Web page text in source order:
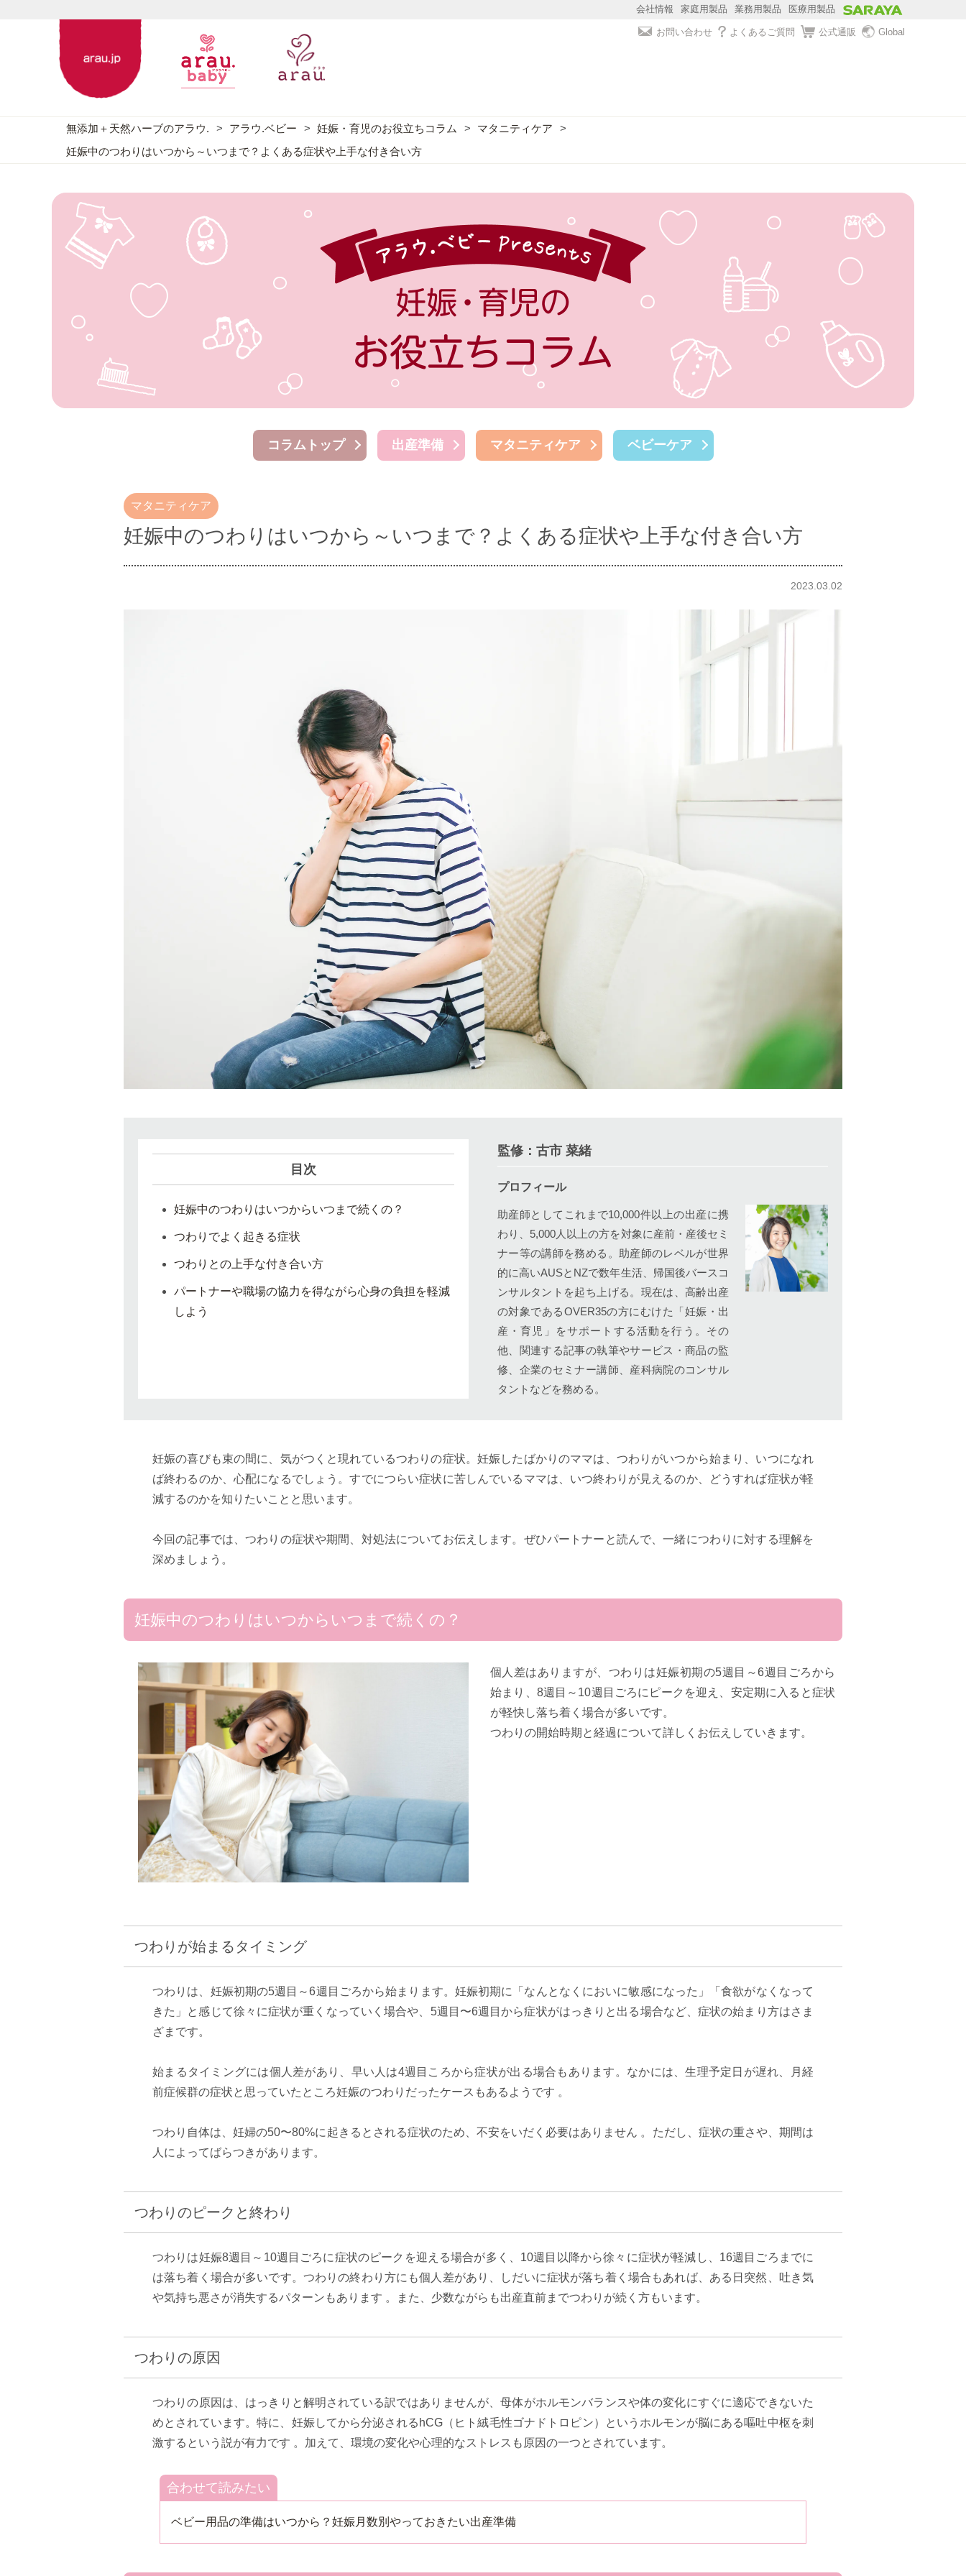
医療用製品
業務用製品
家庭用製品
会社情報
お問い合わせ よくあるご質問 公式通販 Global
無添加＋天然ハーブのアラウ. アラウ.ベビー 妊娠・育児のお役立ちコラム
マタニティケア
妊娠中のつわりはいつから～いつまで？よくある症状や上手な付き合い方
コラムトップ 出産準備 マタニティケア ベビーケア
妊娠中のつわりはいつから～いつまで？よくある症状や上手な付き合い方
2023.03.02
目次
妊娠中のつわりはいつからいつまで続くの？
つわりでよく起きる症状
つわりとの上手な付き合い方
パートナーや職場の協力を得ながら心身の負担を軽減
しよう
監修：古市 菜緒
プロフィール
助産師としてこれまで10,000件以上の出産に携
わり、5,000人以上の方を対象に産前・産後セミ
ナー等の講師を務める。助産師のレベルが世界
的に高いAUSとNZで数年生活、帰国後バースコ
ンサルタントを起ち上げる。現在は、高齢出産
の対象であるOVER35の方にむけた「妊娠・出
産・育児」をサポートする活動を行う。その
他、関連する記事の執筆やサービス・商品の監
修、企業のセミナー講師、産科病院のコンサル
タントなどを務める。
妊娠の喜びも束の間に、気がつくと現れているつわりの症状。妊娠したばかりのママは、つわりがいつから始まり、いつになれ
ば終わるのか、心配になるでしょう。すでにつらい症状に苦しんでいるママは、いつ終わりが見えるのか、どうすれば症状が軽
減するのかを知りたいことと思います。
今回の記事では、つわりの症状や期間、対処法についてお伝えします。ぜひパートナーと読んで、一緒につわりに対する理解を
深めましょう。
妊娠中のつわりはいつからいつまで続くの？
個人差はありますが、つわりは妊娠初期の5週目～6週目ごろから
始まり、8週目～10週目ごろにピークを迎え、安定期に入ると症状
が軽快し落ち着く場合が多いです。
つわりの開始時期と経過について詳しくお伝えしていきます。
つわりが始まるタイミング
つわりは、妊娠初期の5週目～6週目ごろから始まります。妊娠初期に「なんとなくにおいに敏感になった」「食欲がなくなって
きた」と感じて徐々に症状が重くなっていく場合や、5週目〜6週目から症状がはっきりと出る場合など、症状の始まり方はさま
ざまです。
始まるタイミングには個人差があり、早い人は4週目ころから症状が出る場合もあります。なかには、生理予定日が遅れ、月経
前症候群の症状と思っていたところ妊娠のつわりだったケースもあるようです 。
つわり自体は、妊婦の50〜80%に起きるとされる症状のため、不安をいだく必要はありません 。ただし、症状の重さや、期間は
人によってばらつきがあります。
つわりのピークと終わり
つわりは妊娠8週目～10週目ごろに症状のピークを迎える場合が多く、10週目以降から徐々に症状が軽減し、16週目ごろまでに
は落ち着く場合が多いです。つわりの終わり方にも個人差があり、しだいに症状が落ち着く場合もあれば、ある日突然、吐き気
や気持ち悪さが消失するパターンもあります 。また、少数ながらも出産直前までつわりが続く方もいます。
つわりの原因
つわりの原因は、はっきりと解明されている訳ではありませんが、母体がホルモンバランスや体の変化にすぐに適応できないた
めとされています。特に、妊娠してから分泌されるhCG（ヒト絨毛性ゴナドトロピン）というホルモンが脳にある嘔吐中枢を刺
激するという説が有力です 。加えて、環境の変化や心理的なストレスも原因の一つとされています。
合わせて読みたい
ベビー用品の準備はいつから？妊娠月数別やっておきたい出産準備